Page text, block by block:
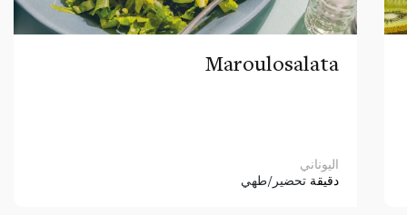
Maroulosalata
اليوناني
دقيقة تحضير/طهي